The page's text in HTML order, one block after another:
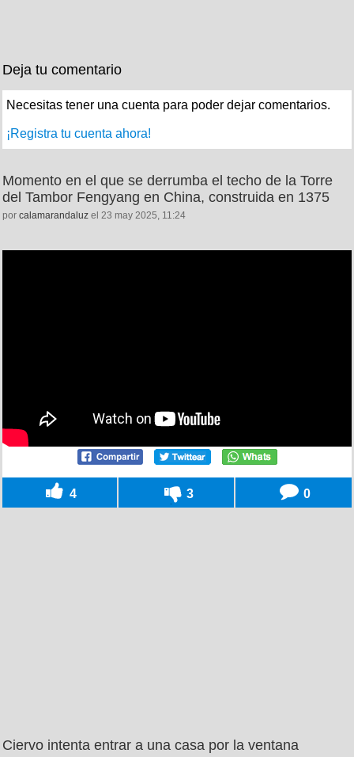
Deja tu comentario
Necesitas tener una cuenta para poder dejar comentarios.
¡Registra tu cuenta ahora!
Momento en el que se derrumba el techo de la Torre
del Tambor Fengyang en China, construida en 1375
por calamarandaluz el 23 may 2025, 11:24
4 3 0
Ciervo intenta entrar a una casa por la ventana